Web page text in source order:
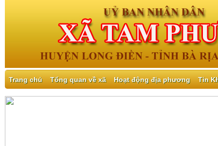
Trang chủ Tổng quan về xã Hoạt động địa phương Tin